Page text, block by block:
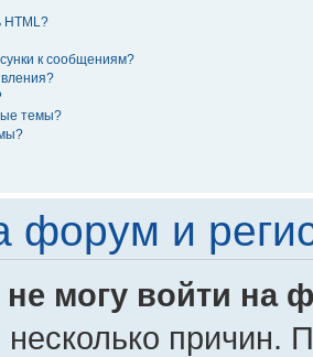
HTML?
к сообщениям?
темы?
форум и
могу войти на
причин.